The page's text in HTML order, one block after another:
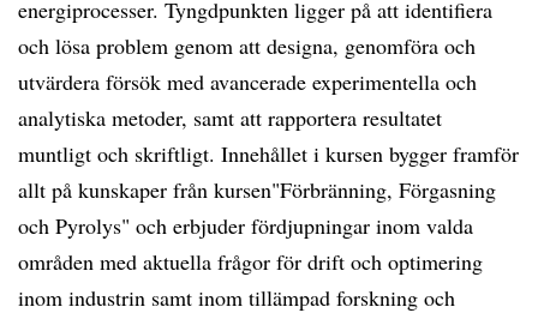
energiprocesser. Tyngdpunkten ligger på att identifiera
och lösa problem genom att designa, genomföra och
utvärdera försök med avancerade experimentella och
analytiska metoder, samt att rapportera resultatet
muntligt och skriftligt. Innehållet i kursen bygger framför
allt på kunskaper från kursen"Förbränning, Förgasning
och Pyrolys" och erbjuder fördjupningar inom valda
områden med aktuella frågor för drift och optimering
inom industrin samt inom tillämpad forskning och